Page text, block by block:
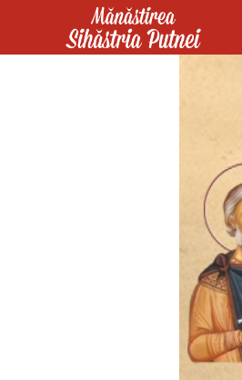
Mergi la conţinutul principal